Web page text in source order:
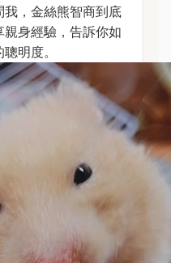
，金絲熊智商到底
身經驗，告訴你如
明度。